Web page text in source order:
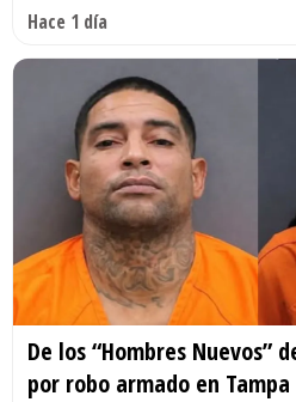
Hace 1 día
De los “Hombres Nuevos”
por robo armado en Tampa